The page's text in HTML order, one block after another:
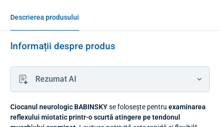
Descrierea produsului
Informații despre produs
Rezumat AI
Ciocanul neurologic BABINSKYse folosește pentru examinarea
reflexului miotatic printr-o scurtă atingere pe tendonul